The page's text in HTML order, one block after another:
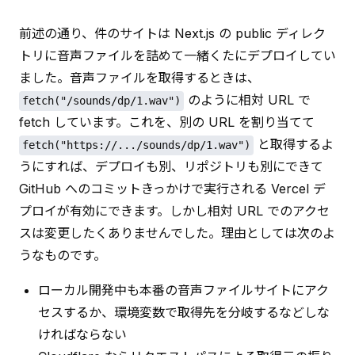
前述の通り、件のサイトは Next.js の public ディレク
トリに音声ファイルを詰めて一緒くたにデプロイしてい
ました。音声ファイルを取得するときは、
fetch("/sounds/dp/1.wav")
のように相対 URL で
fetch しています。これを、別の URL を割り当てて
fetch("https://.../sounds/dp/1.wav")
と取得するよ
うにすれば、デプロイも別、リポジトリも別にできて
GitHub へのコミットきっかけで実行される Vercel デ
プロイが有効にできます。しかし相対 URL でのアクセ
スは変更したくありませんでした。理由としては次のよ
うなものです。
ローカル開発中も本番の音声ファイルサイトにアク
セスするか、環境変数で取得先を分岐するなどしな
ければならない